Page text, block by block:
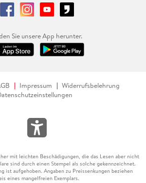
Sie unsere App herunter.
Impressum
Widerrufsbelehrung
mit leichten Beschädigungen, die das Lesen aber nicht
sind durch einen Stempel als solche gekennzeichnet.
ist aufgehoben. Angaben zu Preissenkungen beziehen
eines mangelfreien Exemplars.